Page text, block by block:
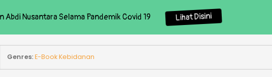
Genres:E-Book Kebidanan
Nusantara Selama Pandemik Covid 19 Lihat Disini